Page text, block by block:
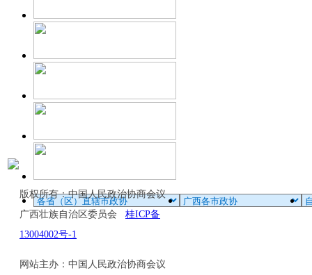
版权所有：中国人民政治协商会议
广西壮族自治区委员会 桂ICP备
13004002号-1
网站主办：中国人民政治协商会议